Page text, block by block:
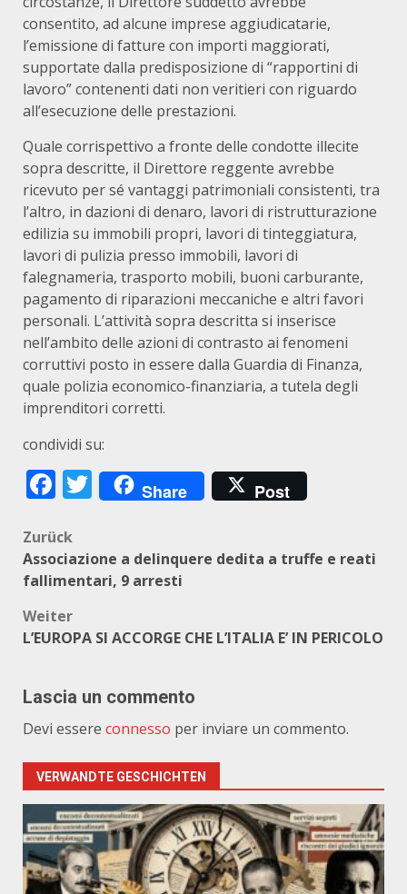
consentito, ad alcune imprese aggiudicatarie,
l’emissione di fatture con importi maggiorati,
supportate dalla predisposizione di “rapportini di
lavoro” contenenti dati non veritieri con riguardo
all’esecuzione delle prestazioni.
Quale corrispettivo a fronte delle condotte illecite
sopra descritte, il Direttore reggente avrebbe
ricevuto per sé vantaggi patrimoniali consistenti, tra
l’altro, in dazioni di denaro, lavori di ristrutturazione
edilizia su immobili propri, lavori di tinteggiatura,
lavori di pulizia presso immobili, lavori di
falegnameria, trasporto mobili, buoni carburante,
pagamento di riparazioni meccaniche e altri favori
personali. L’attività sopra descritta si inserisce
nell’ambito delle azioni di contrasto ai fenomeni
corruttivi posto in essere dalla Guardia di Finanza,
quale polizia economico-finanziaria, a tutela degli
imprenditori corretti.
condividi su:
Facebook
Twitter
Share Post
Beitragsnavigation
Zurück
Associazione a delinquere dedita a truffe e reati
fallimentari, 9 arresti
Weiter
L’EUROPA SI ACCORGE CHE L’ITALIA E’ IN PERICOLO
Lascia un commento
Devi essere connesso per inviare un commento.
VERWANDTE GESCHICHTEN